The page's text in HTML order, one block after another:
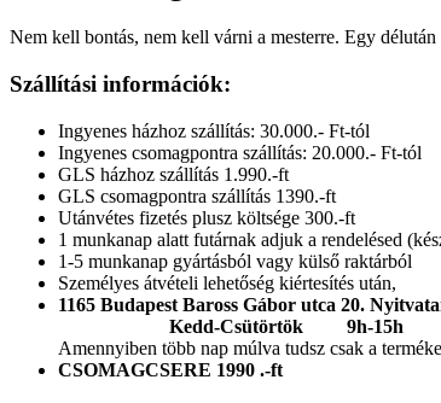
Nem kell bontás, nem kell várni a mesterre. Egy
Szállítási információk:
Ingyenes házhoz szállítás: 30.000.- Ft-tól
Ingyenes csomagpontra szállítás: 20.000.- Ft-tól
GLS házhoz szállítás 1.990.-ft
GLS csomagpontra szállítás 1390.-ft
Utánvétes fizetés plusz költsége 300.-ft
1 munkanap alatt futárnak adjuk a rendelésed
1-5 munkanap gyártásból vagy külső raktárból
Személyes átvételi lehetőség kiértesítés után,
1165 Budapest Baross Gábor utca 20.
Kedd-Csütörtök 9h-15h
Amennyiben több nap múlva tudsz csak a
CSOMAGCSERE 1990 .-ft